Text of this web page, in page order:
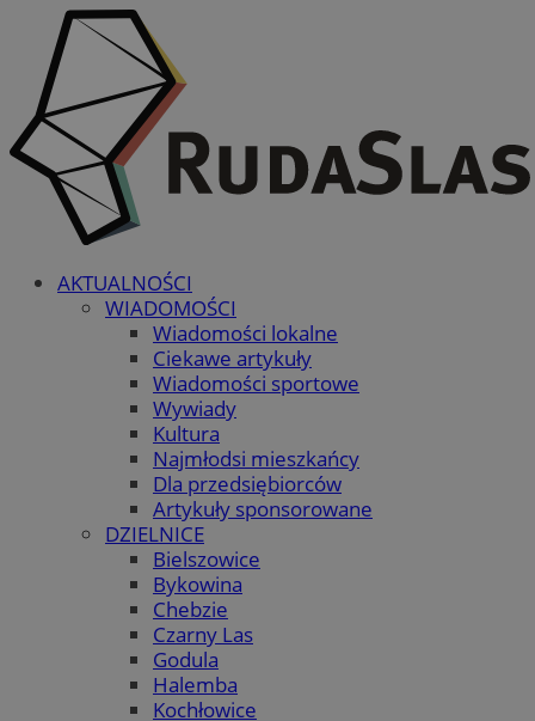
AKTUALNOŚCI
WIADOMOŚCI
Wiadomości lokalne
Ciekawe artykuły
Wiadomości sportowe
Wywiady
Kultura
Najmłodsi mieszkańcy
Dla przedsiębiorców
Artykuły sponsorowane
DZIELNICE
Bielszowice
Bykowina
Chebzie
Czarny Las
Godula
Halemba
Kochłowice